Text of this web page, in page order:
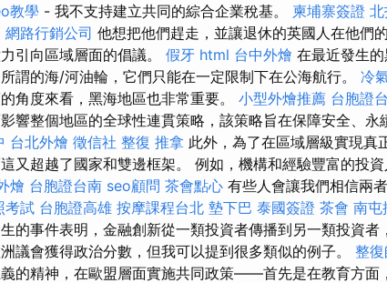
教學 - 我不支持建立共同的綜合企業稅基。 柬埔寨簽證
網路行銷公司 他想把他們趕走，並讓退休的英國人在他們
引向區域層面的倡議。 假牙 html 台中外燴 在最近發生
謂的海/河油輪，它們只能在一定限制下在公海航行。 冷
角度來看，黑海地區也非常重要。 小型外燴推薦 台胞證
響整個地區的全球性連貫策略，該策略旨在保障安全、永
台北外燴 徵信社 整復 推拿 此外，為了在區域層級實現真
又超越了國家和雙邊框架。 例如，機構和經驗豐富的投
燴 台胞證台南 seo顧問 茶會點心 有些人會讓我們相信兩
考試 台胞證高雄 按摩課程台北 墊下巴 泰國簽證 茶會 南屯
的事件表明，金融創新從一類投資者傳播到另一類投資者
議會獲得政治分數，但我可以提到很多類似的例子。 整
的精神，在歐盟層面實施共同政策——首先是在教育方面